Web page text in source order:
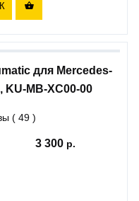

для Mercedes-
KU-MB-XC00-00
( 49 )
3 300